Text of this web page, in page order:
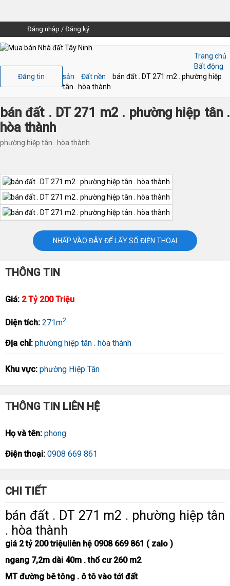
Đăng nhập / Đăng ký
Đăng tin
Trang chủ
Bất động
sản
Đất nền
bán đất . DT 271 m2 . phường hiệp
tân . hòa thành
bán đất . DT 271 m2 . phường hiệp tân .
hòa thành
phường hiệp tân . hòa thành
NHẤP VÀO ĐÂY ĐỂ LẤY SỐ ĐIỆN THOẠI
THÔNG TIN
Giá: 2 Tỷ 200 Triệu
Diện tích: 271m2
Địa chỉ: phường hiệp tân . hòa thành
Khu vực: phường Hiệp Tân
THÔNG TIN LIÊN HỆ
Họ và tên: phong
Điện thoại: 0908 669 861
CHI TIẾT
bán đất . DT 271 m2 . phường hiệp tân
. hòa thành
giá 2 tỷ 200 triệu liên hệ 0908 669 861 ( zalo )
ngang 7,2m dài 40m . thổ cư 260 m2
MT đường bê tông . ô tô vào tới đất